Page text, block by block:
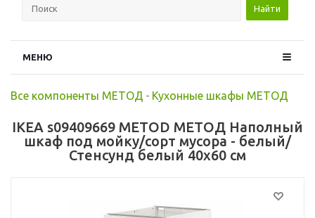
Найти
МЕНЮ
Все компоненты МЕТОД - Кухонные шкафы МЕТОД
IKEA s09409669 METOD МЕТОД Наполный
шкаф под мойку/сорт мусора - белый/
Стенсунд белый 40x60 см